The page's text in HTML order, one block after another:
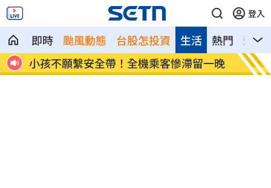
登入
即時 颱風動態 台股怎投資 熱門 影音
生活
看
小孩不願繫安全帶！全機乘客慘滯留一晚
傳與
了